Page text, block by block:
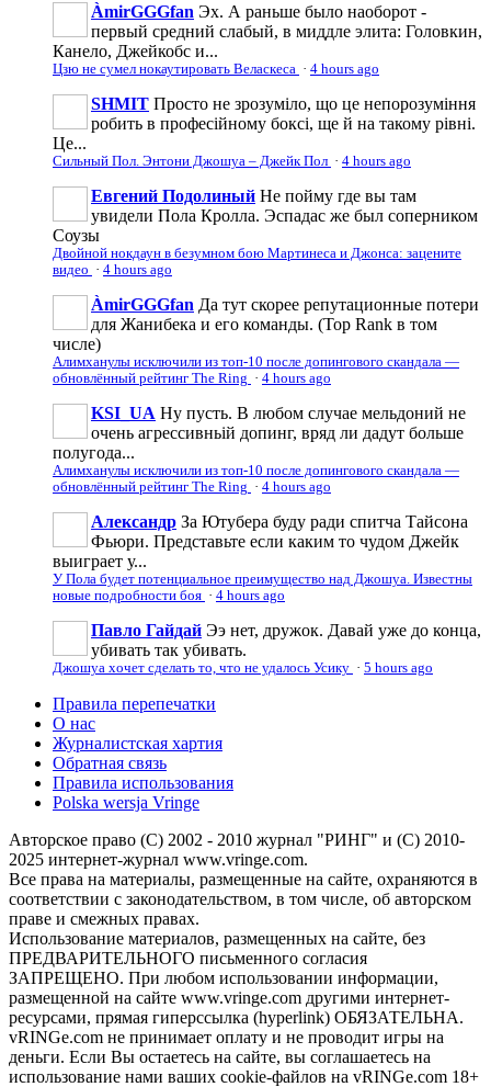
ÀmirGGGfan Эх. А раньше было наоборот -
первый средний слабый, в миддле элита: Головкин,
Канело, Джейкобс и...
Цзю не сумел нокаутировать Веласкеса · 4 hours ago
SHMIT Просто не зрозуміло, що це непорозуміння
робить в професійному боксі, ще й на такому рівні.
Це...
Сильный Пол. Энтони Джошуа – Джейк Пол · 4 hours ago
Евгений Подолиный Не пойму где вы там
увидели Пола Кролла. Эспадас же был соперником
Соузы
Двойной нокдаун в безумном бою Мартинеса и Джонса: зацените
видео · 4 hours ago
ÀmirGGGfan Да тут скорее репутационные потери
для Жанибека и его команды. (Top Rank в том
числе)
Алимханулы исключили из топ-10 после допингового скандала —
обновлённый рейтинг The Ring · 4 hours ago
KSI_UA Ну пусть. В любом случае мельдоний не
очень агрессивньій допинг, вряд ли дадут больше
полугода...
Алимханулы исключили из топ-10 после допингового скандала —
обновлённый рейтинг The Ring · 4 hours ago
Александр За Ютубера буду ради спитча Тайсона
Фьюри. Представьте если каким то чудом Джейк
выиграет у...
У Пола будет потенциальное преимущество над Джошуа. Известны
новые подробности боя · 4 hours ago
Павло Гайдай Ээ нет, дружок. Давай уже до конца,
убивать так убивать.
Джошуа хочет сделать то, что не удалось Усику · 5 hours ago
Правила перепечатки
О нас
Журналистская хартия
Обратная связь
Правила использования
Polska wersja Vringe
Авторское право (С) 2002 - 2010 журнал "РИНГ" и (С) 2010-
2025 интернет-журнал www.vringe.com.
Все права на материалы, размещенные на сайте, охраняются в
соответствии с законодательством, в том числе, об авторском
праве и смежных правах.
Использование материалов, размещенных на сайте, без
ПРЕДВАРИТЕЛЬНОГО письменного согласия
ЗАПРЕЩЕНО. При любом использовании информации,
размещенной на сайте www.vringe.com другими интернет-
ресурсами, прямая гиперссылка (hyperlink) ОБЯЗАТЕЛЬНА.
vRINGe.com не принимает оплату и не проводит игры на
деньги. Если Вы остаетесь на сайте, вы соглашаетесь на
использование нами ваших cookie-файлов на vRINGe.com 18+